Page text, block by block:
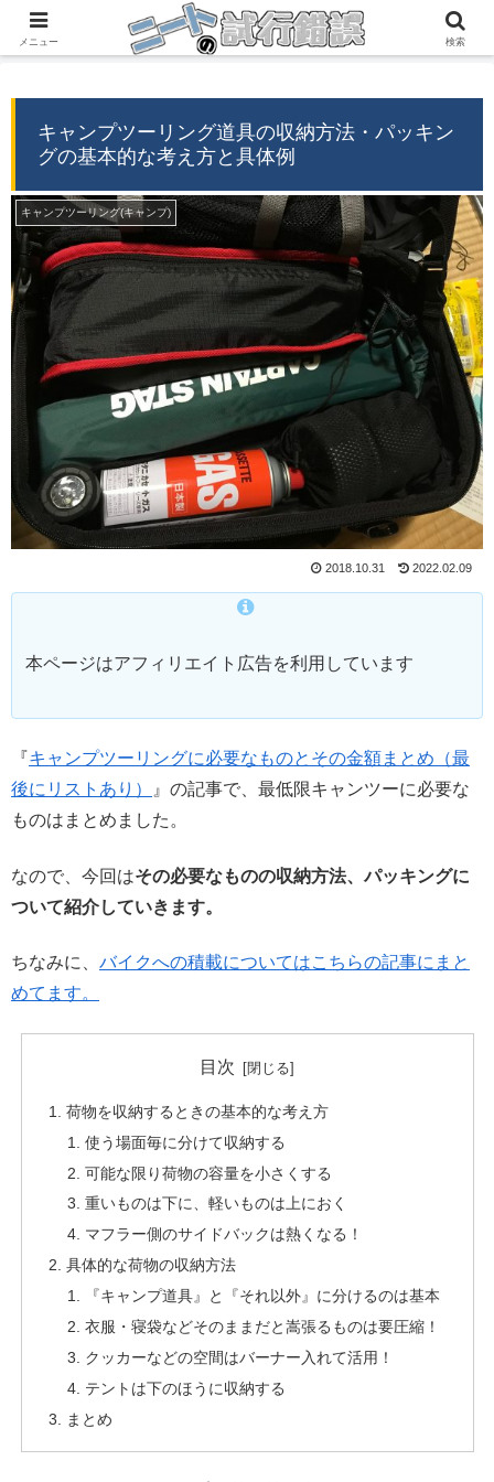
『自分の経験』→『誰かの役に立つ情報』
キャンプツーリング道具の収納方法・パッキン
グの基本的な考え方と具体例
キャンプツーリング(キャンプ)
2018.10.31 2022.02.09
本ページはアフィリエイト広告を利用しています
『キャンプツーリングに必要なものとその金額まとめ（最
後にリストあり）
』の記事で、最低限キャンツーに必要な
ものはまとめました。
なので、今回はその必要なものの収納方法、パッキングに
ついて紹介していきます。
ちなみに、 バイクへの積載についてはこちらの記事にまと
めてます。
目次
荷物を収納するときの基本的な考え方
使う場面毎に分けて収納する
可能な限り荷物の容量を小さくする
重いものは下に、軽いものは上におく
マフラー側のサイドバックは熱くなる！
具体的な荷物の収納方法
『キャンプ道具』と『それ以外』に分けるのは基本
衣服・寝袋などそのままだと嵩張るものは要圧縮！
クッカーなどの空間はバーナー入れて活用！
テントは下のほうに収納する
まとめ
メニュー 検索